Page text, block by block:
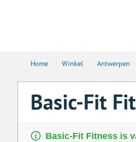
Home › Winkel › Antwerpen
Basic-Fit
Basic-Fit Fitness is